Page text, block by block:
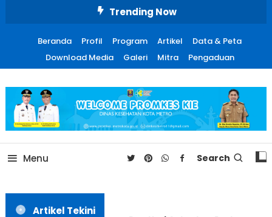
Trending Now
Beranda Profil Program Artikel
Data & Peta
Download Media
Galeri Mitra Pengaduan
Promosi Kesehatan Kota
Metro
Menu Search
Artikel Tekini